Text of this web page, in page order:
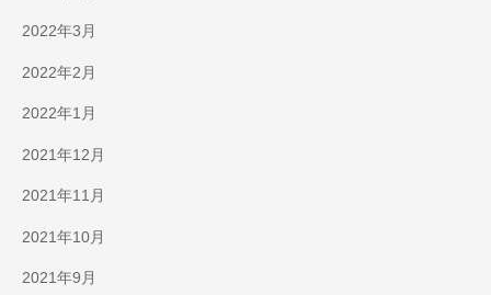
2022年3月
2022年2月
2022年1月
2021年12月
2021年11月
2021年10月
2021年9月